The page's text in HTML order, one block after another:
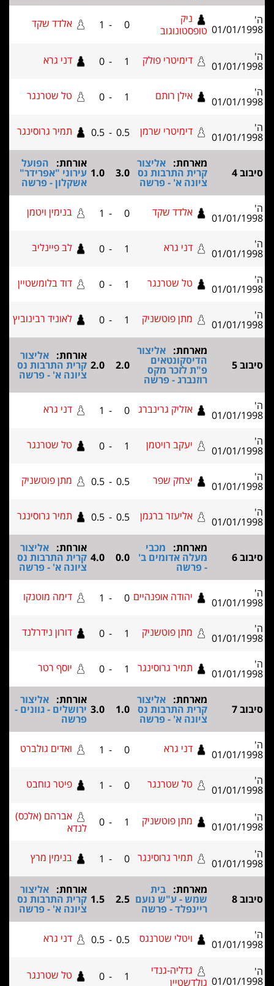
01/ טופסטונוגוב
0 אלדד שקד
01/ דימיטרי פולק 1
- דני גרא
01/ אילן רותם 1 טל שטרנגר
01/ דימיטרי שרמן 0.5
-
0.5 תמיר גרוסינגר
מארחת:אליצור
קרית התרבות נס
ציונה א' - פרשה
3.0
1.0
הפועל
עירוני "אפרידר"
אשקלון - פרשה
01/ אלדד שקד 0 בנימין ויטמן
01/ דני גרא 1 לב פיינליב
01/ טל שטרנגר 1
- דוד בלומשטיין
01/ מתן פוטשניק 1
- לאוניד רבינוביץ
מארחת:אליצור
הדיסקונטאים
פ"ת לזכר מקס
רוזנברג - פרשה
2.0
2.0
אליצור
קרית התרבות נס
ציונה א' - פרשה
01/ אזליק גרינברג 0
-
1 דני גרא
01/ יעקב רויטמן 1
- טל שטרנגר
01/ יצחק שפר 0.5
0.5 מתן פוטשניק
01/ אליעזר ברגמן 0.5
-
0.5 תמיר גרוסינגר
מארחת:מכבי
מעלה אדומים ב' 0.0
4.0
אליצור
קרית התרבות נס
ציונה א' - פרשה
01/ יהודה אופנהיים 0
-
1 דימה מוטנקו
01/ מתן פוטשניק 1
- דורון נידרלנד
01/ תמיר גרוסינגר 1
-
0 יוסף רטר
מארחת:אליצור
קרית התרבות נס
ציונה א' - פרשה
1.0
3.0
אליצור
ירושלים - גוונים -
01/ דני גרא 0 ואדים גולברט
01/ טל שטרנגר 0
- פיטר גוחבט
01/ מתן פוטשניק 1
-
אברהם (אלכס)
לנדא
01/ תמיר גרוסינגר 0
-
1 בנימין מרץ
מארחת:בית
שמש - ע"ש נועם
ריינפלד - פרשה
2.5
1.5
אליצור
קרית התרבות נס
ציונה א' - פרשה
01/ ויטלי שטרנגס 0.5
-
0.5 דני גרא
01/
גדליה-גנדי
גולדשטיין
1 טל שטרנגר